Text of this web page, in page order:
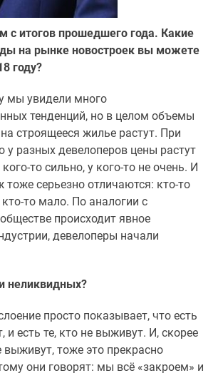
с итогов прошедшего года. Какие
на рынке новостроек вы можете
году?
мы увидели много
тенденций, но в целом объемы
строящееся жилье растут. При
у разных девелоперов цены растут
то сильно, у кого-то не очень. И
серьезно отличаются: кто-то
кто-то мало. По аналогии с
происходит явное
девелоперы начали
неликвидных?
просто показывает, что есть
и есть те, кто не выживут. И, скорее
выживут, тоже это прекрасно
они говорят: мы всё «закроем» и